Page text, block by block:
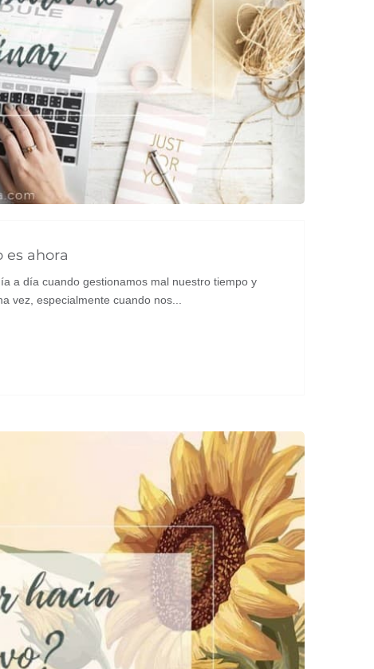
es ahora
a día cuando gestionamos mal nuestro tiempo y
vez, especialmente cuando nos...